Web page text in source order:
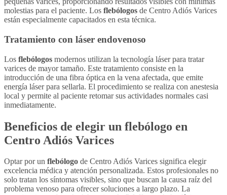
molestias para el paciente. Los flebólogos de Centro Adiós Varices
están especialmente capacitados en esta técnica.
Tratamiento con láser endovenoso
Los flebólogos modernos utilizan la tecnología láser para tratar
varices de mayor tamaño. Este tratamiento consiste en la
introducción de una fibra óptica en la vena afectada, que emite
energía láser para sellarla. El procedimiento se realiza con anestesia
local y permite al paciente retomar sus actividades normales casi
inmediatamente.
Beneficios de elegir un flebólogo en
Centro Adiós Varices
Optar por un flebólogo de Centro Adiós Varices significa elegir
excelencia médica y atención personalizada. Estos profesionales no
solo tratan los síntomas visibles, sino que buscan la causa raíz del
problema venoso para ofrecer soluciones a largo plazo. La